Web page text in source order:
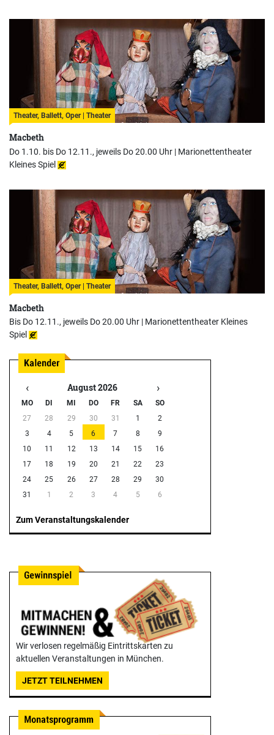
Theater, Ballett, Oper | Theater
Macbeth
Do 1.10. bis Do 12.11., jeweils Do 20.00 Uhr | Marionettentheater
Kleines Spiel
Theater, Ballett, Oper | Theater
Macbeth
Bis Do 12.11., jeweils Do 20.00 Uhr | Marionettentheater Kleines
Spiel
‹ August 2026 ›
MO DI MI DO FR SA
SO
27
28 29 30 31 1
2
3
4 5 6 7 8
9
10
11 12 13 14 15
16
17
18 19 20 21 22
23
24
25 26 27 28 29
30
31
1 2 3 4 5 6
Zum Veranstaltungskalender
Wir verlosen regelmäßig Eintrittskarten zu
aktuellen Veranstaltungen in München.
JETZT TEILNEHMEN